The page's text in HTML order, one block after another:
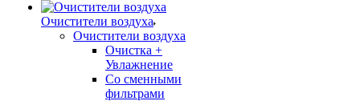
Очистители воздуха
Очистители воздуха
Очистка +
Увлажнение
Cо сменными
фильтрами